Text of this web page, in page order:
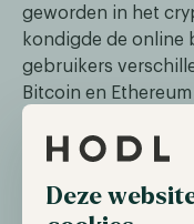
Deze
geworden in het
kondigde de online
gebruikers
Bitcoin en
gebruikers ook
Door de vele